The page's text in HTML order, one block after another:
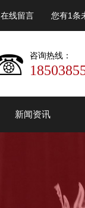
在线留言 您有1条
咨询热线：
新闻资讯